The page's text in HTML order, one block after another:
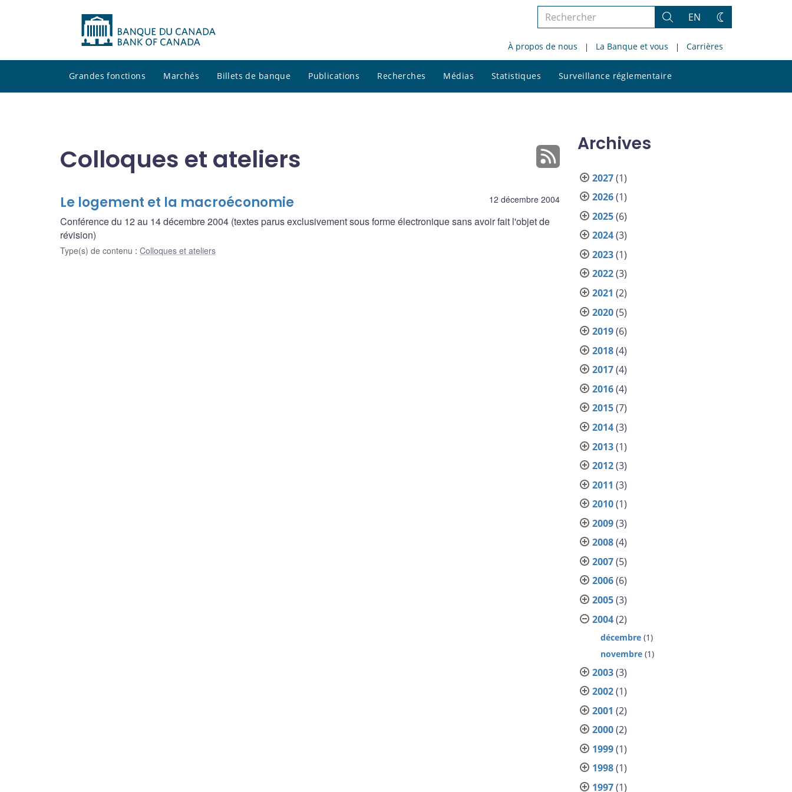
Rechercher
le
site
Rechercher
EN
Changez
thème
À propos de nous La Banque et vous Carrières
Grandes fonctions Marchés Billets de banque Publications Recherches Médias Statistiques Surveillance réglementaire
le
Colloques et ateliers
12 décembre 2004
Le logement et la macroéconomie
Conférence du 12 au 14 décembre 2004 (textes parus exclusivement sous forme électronique sans avoir fait l'objet de
révision)
Type(s) de contenu : Colloques et ateliers
Archives
2027(1)
2026(1)
2025(6)
2024(3)
2023(1)
2022(3)
2021 (2)
2020(5)
2019(6)
2018(4)
2017(4)
2016(4)
2015(7)
2014(3)
2013(1)
2012(3)
2011 (3)
2010(1)
2009(3)
2008(4)
2007(5)
2006(6)
2005(3)
2004(2)
décembre (1)
novembre (1)
2003(3)
2002(1)
2001 (2)
2000(2)
1999(1)
1998(1)
1997(1)